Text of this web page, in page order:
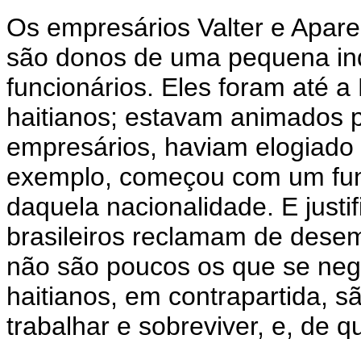
Os empresários Valter e
são donos de uma pequena
funcionários. Eles foram até
haitianos; estavam animados
empresários, haviam
exemplo, começou com um
daquela nacionalidade. E
brasileiros reclamam de
não são poucos os que se
haitianos, em contrapartida,
trabalhar e sobreviver, e, de